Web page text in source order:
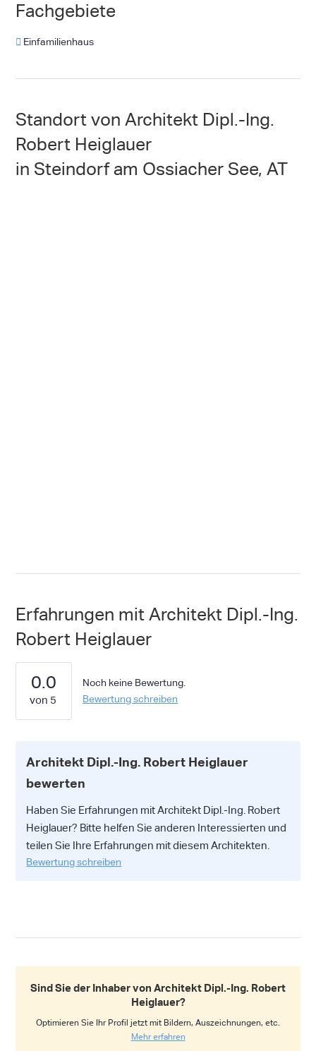
Fachgebiete
Einfamilienhaus
Standort von Architekt Dipl.-Ing.
Robert Heiglauer
in Steindorf am Ossiacher See, AT
Erfahrungen mit Architekt Dipl.-Ing.
Robert Heiglauer
0.0
Noch keine Bewertung.
Bewertung schreiben
Architekt Dipl.-Ing. Robert Heiglauer
bewerten
Haben Sie Erfahrungen mit Architekt Dipl.-Ing. Robert
Heiglauer? Bitte helfen Sie anderen Interessierten und
teilen Sie Ihre Erfahrungen mit diesem Architekten.
Bewertung schreiben
Sind Sie der Inhaber von Architekt Dipl.-Ing. Robert
Heiglauer?
Optimieren Sie Ihr Profil jetzt mit Bildern, Auszeichnungen, etc.
Mehr erfahren